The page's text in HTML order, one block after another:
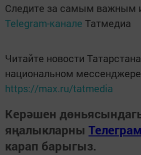
Следите за самым важным
Telegram-канале Татмедиа
Читайте новости
национальном
https://max.ru/tatmedia
Керәшен
яңалыкларны
карап барыгыз.